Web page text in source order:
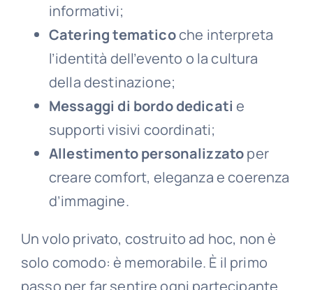
informativi;
Catering tematicoche interpreta
l’identità dell’evento o la cultura
della destinazione;
Messaggi di bordo dedicati e
supporti visivi coordinati;
Allestimento personalizzatoper
creare comfort, eleganza e coerenza
d’immagine.
Un volo privato, costruito ad hoc, non è
solo comodo: è memorabile. È il primo
passo per far sentire ogni partecipante